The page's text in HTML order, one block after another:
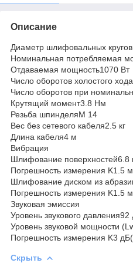
Описание
Диаметр шлифовальных
Номинальная потребляемая
Отдаваемая мощность1070 Вт
Число оборотов холостого
Число оборотов при
Крутящий момент3.8 Нм
Резьба шпинделяM 14
Вес без сетевого кабеля2.5 кг
Длина кабеля4 м
Вибрация
Шлифование поверхностей6.8
Погрешность измерения K1.5
Шлифование диском из
Погрешность измерения K1.5
Звуковая эмиссия
Уровень звукового
Уровень звуковой мощности
Погрешность измерения K3
Скрыть